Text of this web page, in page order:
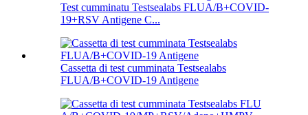
Test cumminatu Testsealabs FLUA/B+COVID-
19+RSV Antigene C...
Cassetta di test cumminata Testsealabs
FLUA/B+COVID-19 Antigene